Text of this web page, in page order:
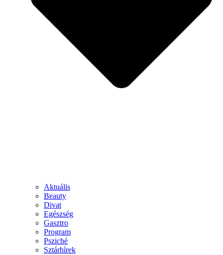
Aktuális
Beauty
Divat
Egészség
Gasztro
Program
Psziché
Sztárhírek